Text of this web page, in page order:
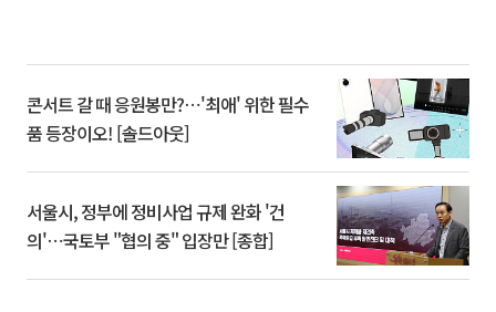
콘서트 갈 때 응원봉만?⋯'최애' 위한 필수
품 등장이오! [솔드아웃]
서울시, 정부에 정비사업 규제 완화 '건
의'⋯국토부 "협의 중" 입장만 [종합]